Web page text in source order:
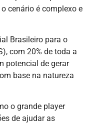
cenário é complexo e
Brasileiro para o
com 20% de toda a
potencial de gerar
base na natureza
o grande player
de ajudar as